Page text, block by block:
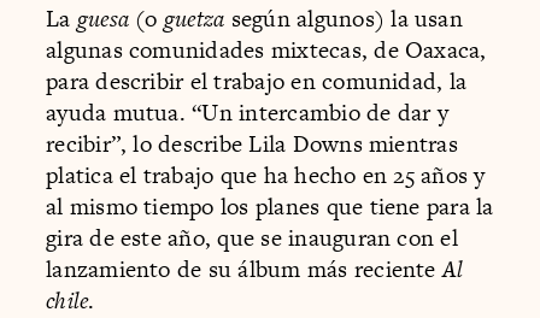
La guesa (o guetza según algunos) la usan
algunas comunidades mixtecas, de Oaxaca,
para describir el trabajo en comunidad, la
ayuda mutua. “Un intercambio de dar y
recibir”, lo describe Lila Downs mientras
platica el trabajo que ha hecho en 25 años y
al mismo tiempo los planes que tiene para la
gira de este año, que se inauguran con el
lanzamiento de su álbum más recienteAl
chile.